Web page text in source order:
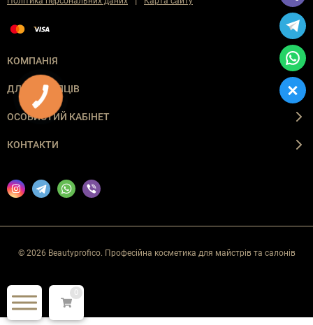
КОМПАНІЯ
ДЛЯ ПОКУПЦІВ
ОСОБИСТИЙ КАБІНЕТ
КОНТАКТИ
© 2026 Beautyprofico. Професійна косметика для майстрів та салонів
0